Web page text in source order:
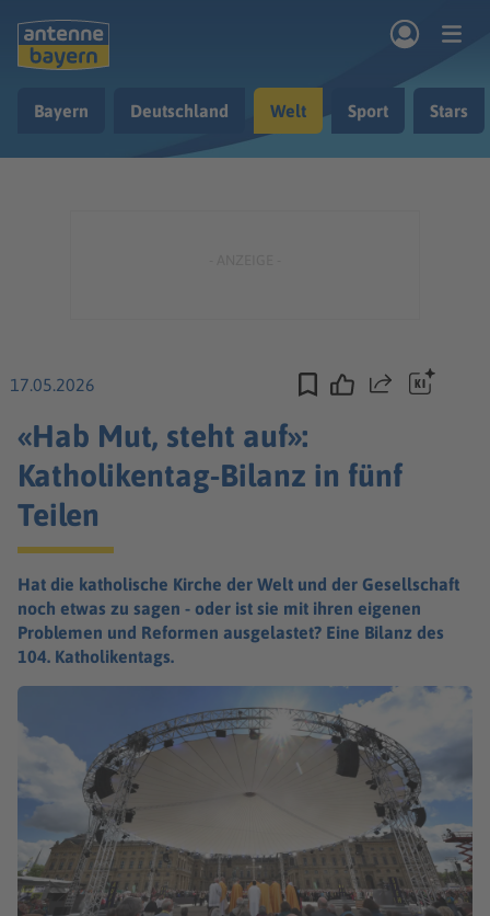
Nachrichten
Bayern Deutschland Welt Sport Stars
17.05.2026 Teilen
«Hab Mut, steht auf»:
Katholikentag-Bilanz in fünf
Teilen
Hat die katholische Kirche der Welt und der Gesellschaft
noch etwas zu sagen - oder ist sie mit ihren eigenen
Problemen und Reformen ausgelastet? Eine Bilanz des
104. Katholikentags.